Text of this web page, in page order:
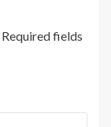
Required fields